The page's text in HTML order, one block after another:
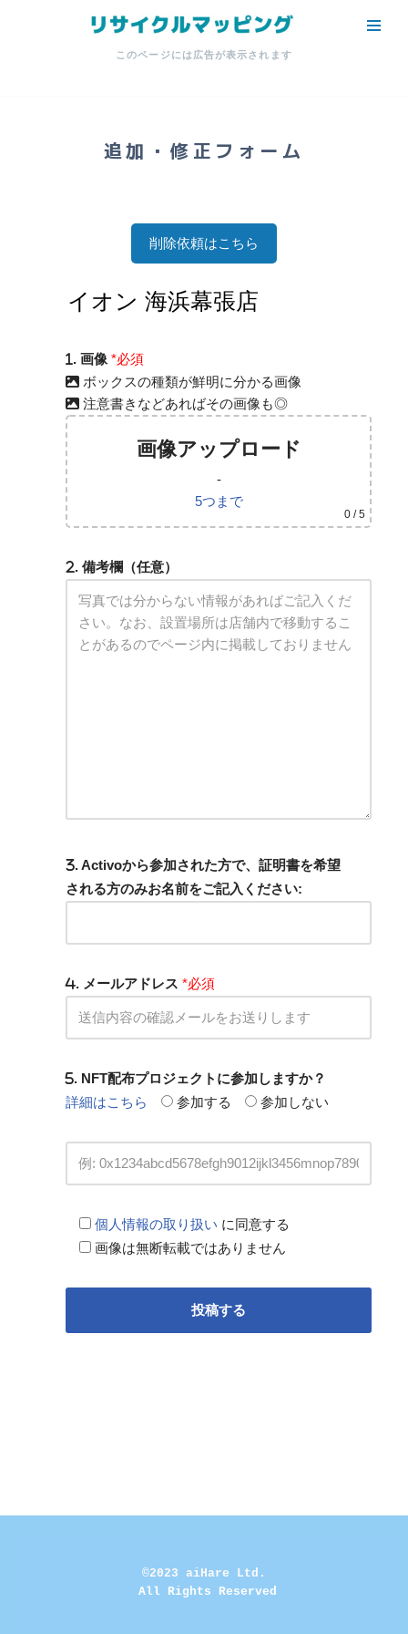
このページには広告が表示されます
追加・修正フォーム
削除依頼はこちら
. 画像 *必須
ボックスの種類が鮮明に分かる画像
注意書きなどあればその画像も◎
画像アップロード
-
5つまで
0 / 5
. 備考欄（任意）
. Activoから参加された方で、証明書を希望
される方のみお名前をご記入ください:
. メールアドレス *必須
. NFT配布プロジェクトに参加しますか？
詳細はこちら
参加する 参加しない
個人情報の取り扱い に同意する
画像は無断転載ではありません
©2023 aiHare Ltd.
All Rights Reserved